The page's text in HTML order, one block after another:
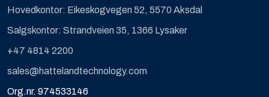
Hovedkontor: Eikeskogvegen 52, 5570 Aksdal
Salgskontor: Strandveien 35, 1366 Lysaker
+47 4814 2200
sales@hattelandtechnology.com
Org.nr. 974533146